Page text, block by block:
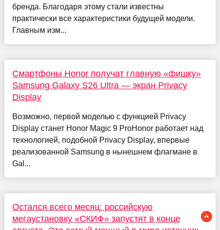
бренда. Благодаря этому стали известны
практически все характеристики будущей модели.
Главным изм...
Смартфоны Honor получат главную «фишку»
Samsung Galaxy S26 Ultra — экран Privacy
Display
Возможно, первой моделью с функцией Privacy
Display станет Honor Magic 9 ProHonor работает над
технологией, подобной Privacy Display, впервые
реализованной Samsung в нынешнем флагмане в
Gal...
Остался всего месяц: российскую
мегаустановку «СКИФ» запустят в конце